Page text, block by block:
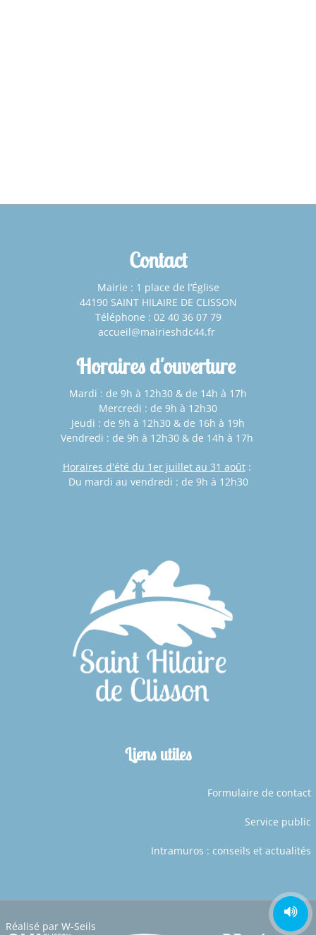
Contact
Mairie : 1 place de l’Église
44190 SAINT HILAIRE DE CLISSON
Téléphone : 02 40 36 07 79
accueil@mairieshdc44.fr
Horaires d'ouverture
Mardi : de 9h à 12h30 & de 14h à 17h
Mercredi : de 9h à 12h30
Jeudi : de 9h à 12h30 & de 16h à 19h
Vendredi : de 9h à 12h30 & de 14h à 17h
Horaires d'été du 1er juillet au 31 août:
Du mardi au vendredi : de 9h à 12h30
Liens utiles
Formulaire de contact
Service public
Intramuros : conseils et actualités
Réalisé par W-Seils